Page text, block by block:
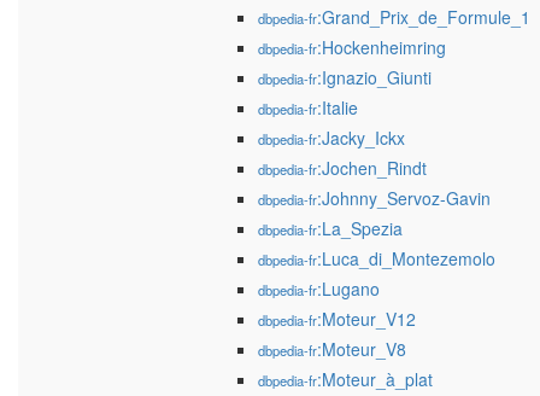
dbpedia-fr:Grand_Prix_de_Formule_1
dbpedia-fr:Hockenheimring
dbpedia-fr:Ignazio_Giunti
dbpedia-fr:Italie
dbpedia-fr:Jacky_Ickx
dbpedia-fr:Jochen_Rindt
dbpedia-fr:Johnny_Servoz-Gavin
dbpedia-fr:La_Spezia
dbpedia-fr:Luca_di_Montezemolo
dbpedia-fr:Lugano
dbpedia-fr:Moteur_V12
dbpedia-fr:Moteur_V8
dbpedia-fr:Moteur_à_plat